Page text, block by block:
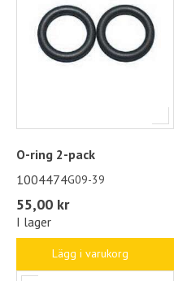
O-ring 2-pack
1004474G09-39
55,00 kr
I lager
Lägg i varukorg